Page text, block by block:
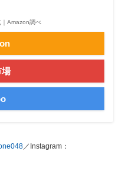
Amazon調べ
場
／Instagram：